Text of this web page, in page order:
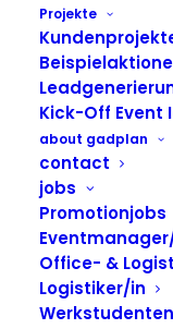
Projekte
Kick-Off Event
about gadplan
contact
jobs
Promotionjobs
Office- &
Logistiker/in
beim
Verein
Beim Event des
zum Einsatz.
analogem